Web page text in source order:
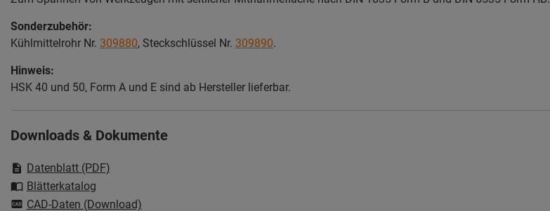
Sonderzubehör:
Kühlmittelrohr Nr. 309880, Steckschlüssel Nr. 309890.
Hinweis:
HSK 40 und 50, Form A und E sind ab Hersteller lieferbar.
Downloads & Dokumente
Datenblatt (PDF)
Blätterkatalog
CAD-Daten (Download)